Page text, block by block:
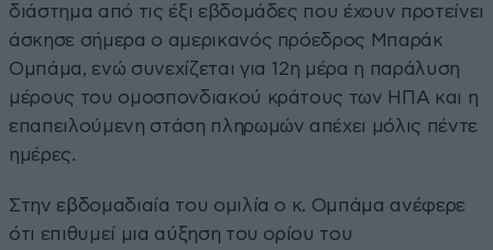
διάστημα από τις έξι εβδομάδες που έχουν προτείνει
άσκησε σήμερα ο αμερικανός πρόεδρος Μπαράκ
Ομπάμα, ενώ συνεχίζεται για 12η μέρα η παράλυση
μέρους του ομοσπονδιακού κράτους των ΗΠΑ και η
επαπειλούμενη στάση πληρωμών απέχει μόλις πέντε
ημέρες.
Στην εβδομαδιαία του ομιλία ο κ. Ομπάμα ανέφερε
ότι επιθυμεί μια αύξηση του ορίου του